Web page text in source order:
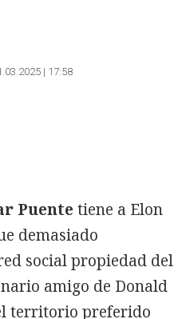
| 17:58
Puente tiene a Elon
demasiado
social propiedad del
amigo de Donald
territorio preferido